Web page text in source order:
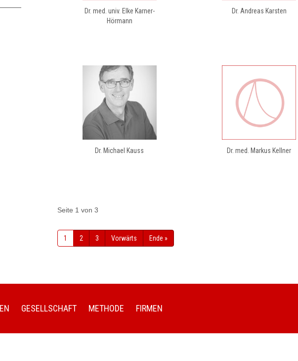
Dr. med. univ. Elke Karner-
Hörmann
Dr. Andreas Karsten
Dr. Michael Kauss Dr. med. Markus Kellner
Seite 1 von 3
1 2 3 Vorwärts Ende »
GESELLSCHAFT METHODE FIRMEN